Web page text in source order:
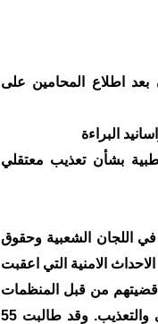
بعد اطلاع المحامين على
بشأن تعذيب معتقلي
اللجان الشعبية وحقوق
الامنية التي اعقبت
من قبل المنظمات
الدولية، التي اقرت بوقوع الاحتجاز التعسفي والتعذيب. وقد طالبت 55